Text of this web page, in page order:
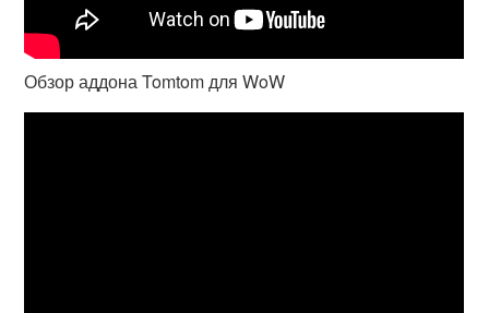
Обзор аддона Tomtom для WoW